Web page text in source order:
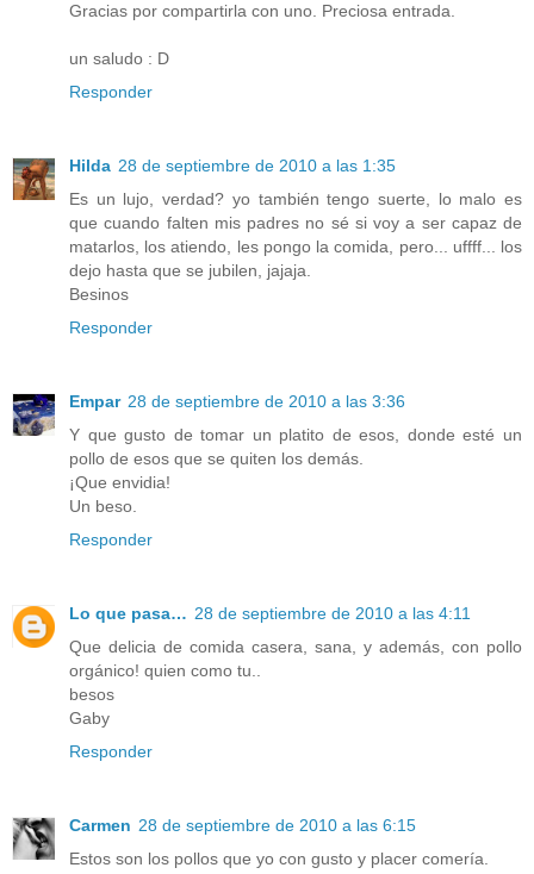
Gracias por compartirla con uno. Preciosa entrada.
un saludo : D
Responder
Hilda 28 de septiembre de 2010 a las 1:35
Es un lujo, verdad? yo también tengo suerte, lo malo es
que cuando falten mis padres no sé si voy a ser capaz de
matarlos, los atiendo, les pongo la comida, pero... uffff... los
dejo hasta que se jubilen, jajaja.
Besinos
Responder
Empar 28 de septiembre de 2010 a las 3:36
Y que gusto de tomar un platito de esos, donde esté un
pollo de esos que se quiten los demás.
¡Que envidia!
Un beso.
Responder
Lo que pasa… 28 de septiembre de 2010 a las 4:11
Que delicia de comida casera, sana, y además, con pollo
orgánico! quien como tu..
besos
Gaby
Responder
Carmen 28 de septiembre de 2010 a las 6:15
Estos son los pollos que yo con gusto y placer comería.